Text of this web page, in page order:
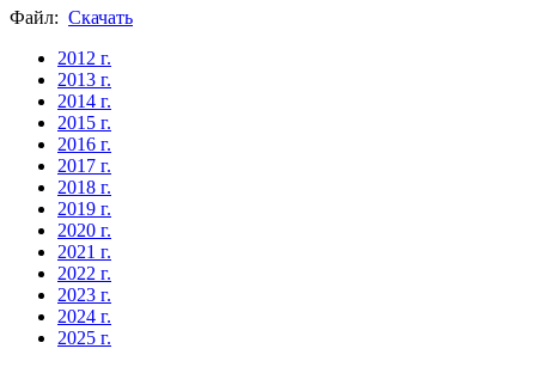
Файл: Скачать
2012 г.
2013 г.
2014 г.
2015 г.
2016 г.
2017 г.
2018 г.
2019 г.
2020 г.
2021 г.
2022 г.
2023 г.
2024 г.
2025 г.